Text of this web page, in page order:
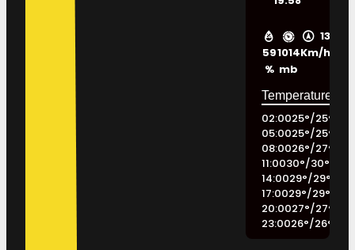
59
%
1014
mb
13
Km/h
02:0025°/25°
05:0025°/25°
08:0026°/27°
11:0030°/30°
14:0029°/29°
17:0029°/29°
20:0027°/27°
23:0026°/26°